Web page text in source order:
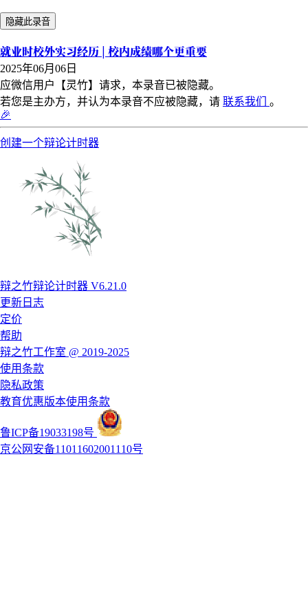
隐藏此录音
就业时校外实习经历 | 校内成绩哪个更重要
2025年06月06日
应微信用户【灵竹】请求，本录音已被隐藏。
若您是主办方，并认为本录音不应被隐藏，请 联系我们 。
🎉
创建一个辩论计时器
辩之竹辩论计时器 V6.21.0
更新日志
定价
帮助
辩之竹工作室 @ 2019-2025
使用条款
隐私政策
教育优惠版本使用条款
鲁ICP备19033198号
京公网安备11011602001110号